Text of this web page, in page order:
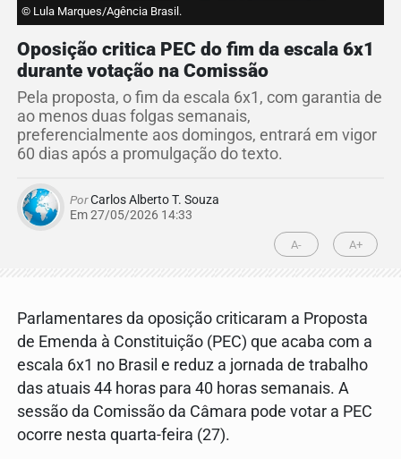
© Lula Marques/Agência Brasil.
Oposição critica PEC do fim da escala 6x1
durante votação na Comissão
Pela proposta, o fim da escala 6x1, com garantia de
ao menos duas folgas semanais,
preferencialmente aos domingos, entrará em vigor
60 dias após a promulgação do texto.
PorCarlos Alberto T. Souza
Em 27/05/2026 14:33
A- A+
Parlamentares da oposição criticaram a Proposta
de Emenda à Constituição (PEC) que acaba com a
escala 6x1 no Brasil e reduz a jornada de trabalho
das atuais 44 horas para 40 horas semanais. A
sessão da Comissão da Câmara pode votar a PEC
ocorre nesta quarta-feira (27).